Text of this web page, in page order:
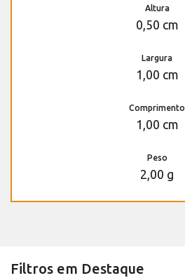
Altura
0,50 cm
Largura
1,00 cm
Comprimento
1,00 cm
Peso
2,00 g
Filtros em Destaque